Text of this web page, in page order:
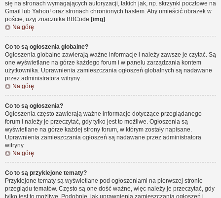
się na stronach wymagających autoryzacji, takich jak, np. skrzynki pocztowe na
Gmail lub Yahoo! oraz stronach chronionych hasłem. Aby umieścić obrazek w
poście, użyj znacznika BBCode [img] .
Na górę
Co to są ogłoszenia globalne?
Ogłoszenia globalne zawierają ważne informacje i należy zawsze je czytać. Są
one wyświetlane na górze każdego forum i w panelu zarządzania kontem
użytkownika. Uprawnienia zamieszczania ogłoszeń globalnych są nadawane
przez administratora witryny.
Na górę
Co to są ogłoszenia?
Ogłoszenia często zawierają ważne informacje dotyczące przeglądanego
forum i należy je przeczytać, gdy tylko jest to możliwe. Ogłoszenia są
wyświetlane na górze każdej strony forum, w którym zostały napisane.
Uprawnienia zamieszczania ogłoszeń są nadawane przez administratora
witryny.
Na górę
Co to są przyklejone tematy?
Przyklejone tematy są wyświetlane pod ogłoszeniami na pierwszej stronie
przeglądu tematów. Często są one dość ważne, więc należy je przeczytać, gdy
tylko jest to możliwe. Podobnie, jak uprawnienia zamieszczania ogłoszeń i